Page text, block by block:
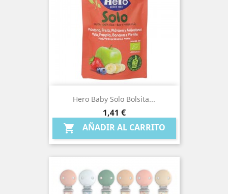
Hero Baby Solo Bolsita...
Precio
1,41 €
 AÑADIR AL CARRITO